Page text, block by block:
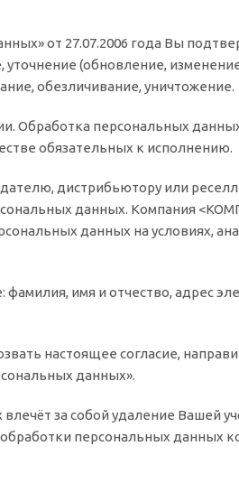
от 27.07.2006 года Вы
(обновление,
обезличивание, уничтожение.
персональных
обязательных к исполнению.
дистрибьютору или
данных. Компания
данных на условиях,
имя и отчество, адрес
настоящее согласие,
данных».
за собой удаление Вашей
персональных